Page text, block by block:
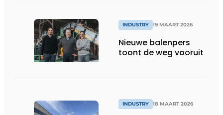
INDUSTRY 19 MAART 2026
Nieuwe balenpers
toont de weg vooruit
INDUSTRY 18 MAART 2026